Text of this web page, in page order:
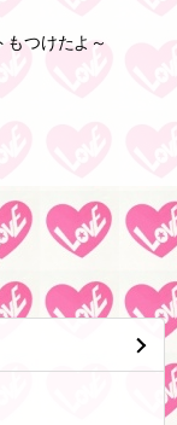
つけたよ～